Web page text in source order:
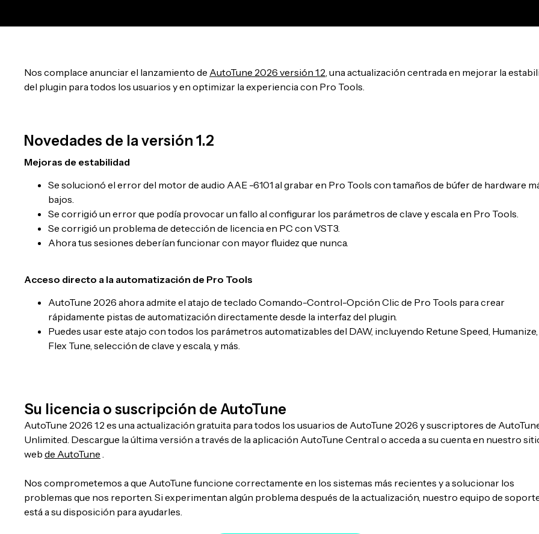
Nos complace anunciar el lanzamiento de AutoTune 2026 versión 1.2 , una actualización centrada en mejorar la
del plugin para todos los usuarios y en optimizar la experiencia con Pro Tools.
Novedades de la versión 1.2
Mejoras de estabilidad
Se solucionó el error del motor de audio AAE -6101 al grabar en Pro Tools con tamaños de búfer de hardware
bajos.
Se corrigió un error que podía provocar un fallo al configurar los parámetros de clave y escala en Pro Tools.
Se corrigió un problema de detección de licencia en PC con VST3.
Ahora tus sesiones deberían funcionar con mayor fluidez que nunca.
Acceso directo a la automatización de Pro Tools
AutoTune 2026 ahora admite el atajo de teclado Comando-Control-Opción Clic de Pro Tools para crear
rápidamente pistas de automatización directamente desde la interfaz del plugin.
Puedes usar este atajo con todos los parámetros automatizables del DAW, incluyendo Retune Speed, Humanize,
Flex Tune, selección de clave y escala, y más.
Su licencia o suscripción de AutoTune
AutoTune 2026 1.2 es una actualización gratuita para todos los usuarios de AutoTune 2026 y suscriptores de
Unlimited. Descargue la última versión a través de la aplicación AutoTune Central o acceda a su cuenta en nuestro
web de AutoTune
Nos comprometemos a que AutoTune funcione correctamente en los sistemas más recientes y a solucionar los
problemas que nos reporten. Si experimentan algún problema después de la actualización, nuestro equipo de
está a su disposición para ayudarles.